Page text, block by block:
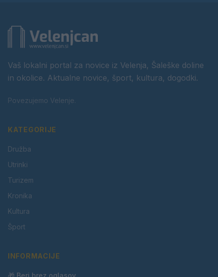
Vaš lokalni portal za novice iz Velenja, Šaleške doline
in okolice. Aktualne novice, šport, kultura, dogodki.
Povezujemo Velenje.
KATEGORIJE
Družba
Utrinki
Turizem
Kronika
Kultura
Šport
INFORMACIJE
🎁 Beri brez oglasov